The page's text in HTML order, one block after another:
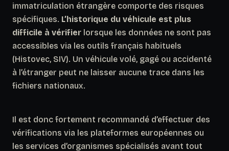
immatriculation étrangère comporte des risques
spécifiques. L’historique du véhicule est plus
difficile à vérifier lorsque les données ne sont pas
accessibles via les outils français habituels
(Histovec, SIV). Un véhicule volé, gagé ou accidenté
à l’étranger peut ne laisser aucune trace dans les
fichiers nationaux.
Il est donc fortement recommandé d’effectuer des
vérifications via les plateformes européennes ou
les services d’organismes spécialisés avant tout